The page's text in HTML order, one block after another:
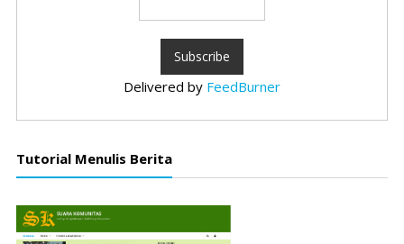
Delivered by FeedBurner
Tutorial Menulis Berita